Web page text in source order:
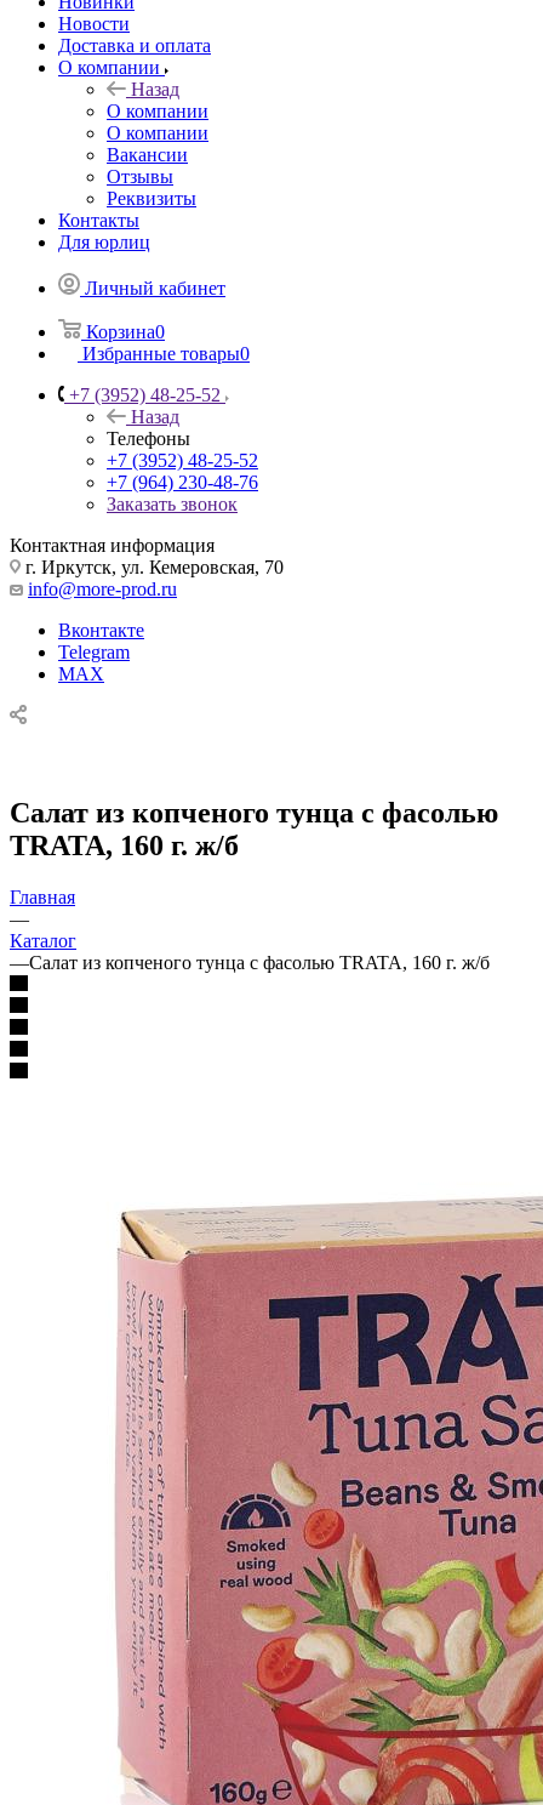
Новости
Доставка и оплата
О компании
Назад
О компании
О компании
Вакансии
Отзывы
Реквизиты
Контакты
Для юрлиц
Личный кабинет
Корзина0
Избранные товары0
+7 (3952) 48-25-52
Назад
Телефоны
+7 (3952) 48-25-52
+7 (964) 230-48-76
Заказать звонок
Контактная информация
г. Иркутск, ул. Кемеровская, 70
info@more-prod.ru
Вконтакте
Telegram
MAX
Салат из копченого тунца с фасолью
TRATA, 160 г. ж/б
Главная
—
Каталог
—Салат из копченого тунца с фасолью TRATA, 160 г. ж/б